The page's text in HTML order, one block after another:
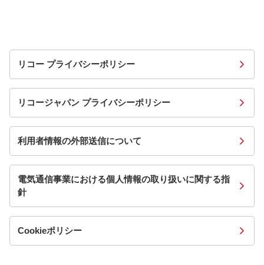
リコー プライバシーポリシー
リコージャパン プライバシーポリシー
利用者情報の外部送信について
電気通信事業における個人情報の取り扱いに関する指
針
Cookieポリシー